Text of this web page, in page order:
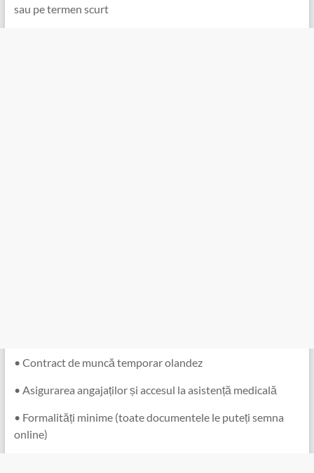
sau pe termen scurt
• Contract de muncă temporar olandez
• Asigurarea angajaților și accesul la asistență medicală
• Formalități minime (toate documentele le puteți semna
online)